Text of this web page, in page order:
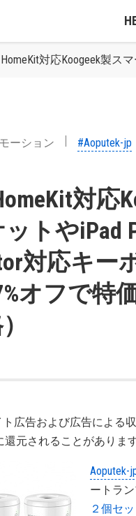
対応Koogeek製ス
ーション #Aoputek-jp
対応
トやiPad
対応キー
オフで特
広告および広告による
元されることがあります
Aoputek-
ートラ
２個セッ